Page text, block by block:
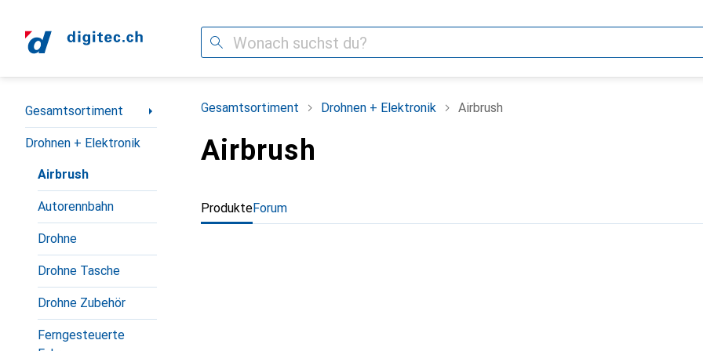
Suche
Navigation nach Kategorien
Gesamtsortiment
Drohnen + Elektronik
Airbrush
Autorennbahn
Drohne
Drohne Tasche
Drohne Zubehör
Ferngesteuerte
Gesamtsortiment Drohnen + Elektronik Airbrush
Airbrush
ProdukteForum